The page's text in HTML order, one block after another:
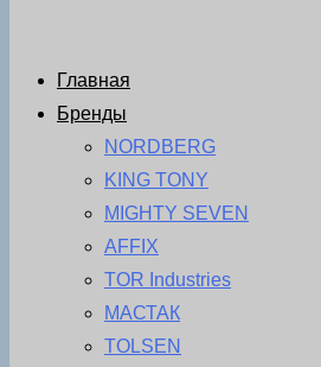
Главная
Бренды
NORDBERG
KING TONY
MIGHTY SEVEN
AFFIX
TOR Industries
МАСТАК
TOLSEN